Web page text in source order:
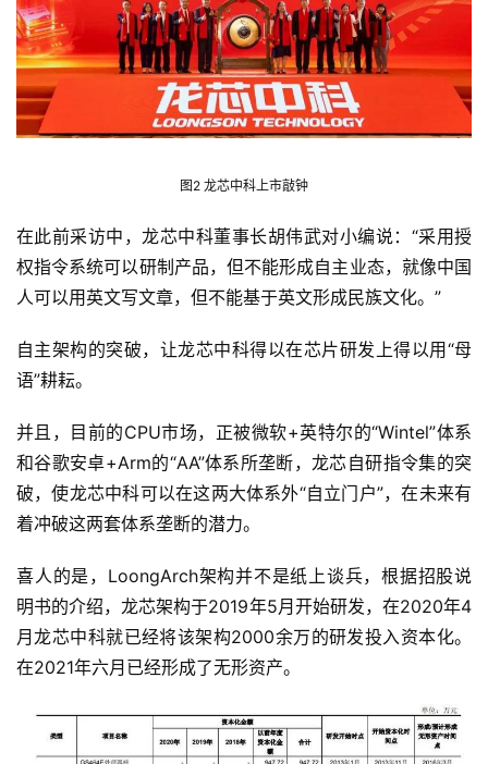
图2 龙芯中科上市敲钟
在此前采访中，龙芯中科董事长胡伟武对小编说：“采用授
权指令系统可以研制产品，但不能形成自主业态，就像中国
人可以用英文写文章，但不能基于英文形成民族文化。”
自主架构的突破，让龙芯中科得以在芯片研发上得以用“母
语”耕耘。
并且，目前的CPU市场，正被微软+英特尔的“Wintel”体系
和谷歌安卓+Arm的“AA”体系所垄断，龙芯自研指令集的突
破，使龙芯中科可以在这两大体系外“自立门户”，在未来有
着冲破这两套体系垄断的潜力。
喜人的是，LoongArch架构并不是纸上谈兵，根据招股说
明书的介绍，龙芯架构于2019年5月开始研发，在2020年4
月龙芯中科就已经将该架构2000余万的研发投入资本化。
在2021年六月已经形成了无形资产。